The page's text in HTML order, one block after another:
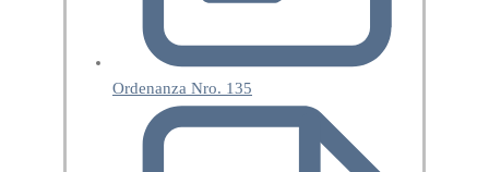
Ordenanza Nro. 135